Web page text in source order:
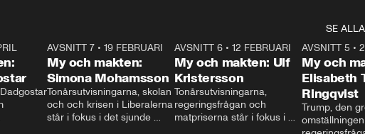
SE ALLA
24:30
AVSNITT 7• 19 FEBRUARI
My och makten:
Simona Mohamsson
Tonårsutvisningarna, skolan
och och krisen i Liberalerna
står i fokus i det sjunde
27:30
AVSNITT 6 •12 FEBRUARI
My och makten: Ulf
Kristersson
Tonårsutvisningarna,
regeringsfrågan och
matpriserna står i fokus i
AVSNITT 5 •
My och
Elisabeth
Ringqvist
Trump, den